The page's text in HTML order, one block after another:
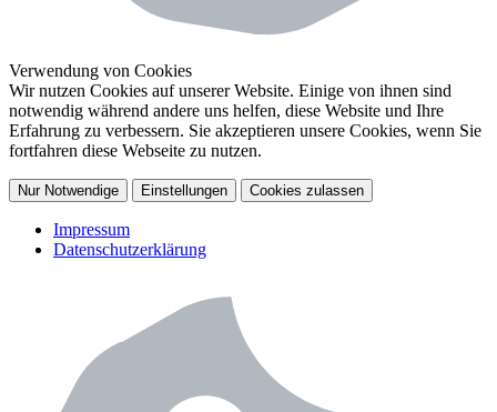
Verwendung von Cookies
Wir nutzen Cookies auf unserer Website. Einige von ihnen sind
notwendig während andere uns helfen, diese Website und Ihre
Erfahrung zu verbessern. Sie akzeptieren unsere Cookies, wenn Sie
fortfahren diese Webseite zu nutzen.
Nur Notwendige Einstellungen Cookies zulassen
Impressum
Datenschutzerklärung